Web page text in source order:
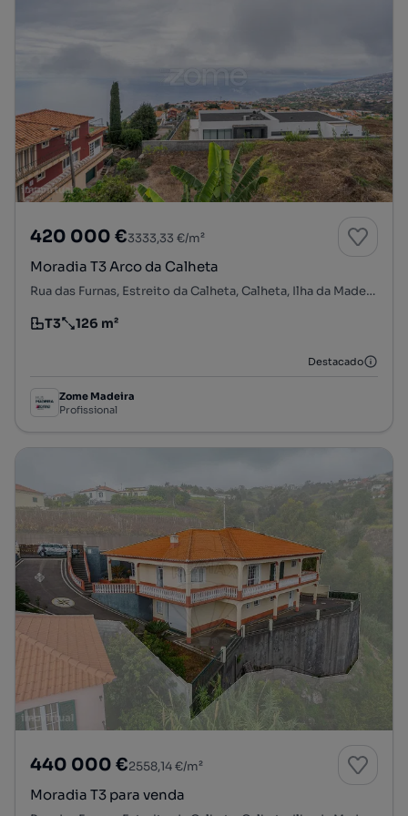
420 000 €3333,33 €/m²
Moradia T3 Arco da Calheta
Rua das Furnas, Estreito da Calheta, Calheta, Ilha da Madeira
Tipologia
T3
Preço por metro quadrado
126 m²
Destacado
Zome Madeira
Profissional
440 000 €2558,14 €/m²
Moradia T3 para venda